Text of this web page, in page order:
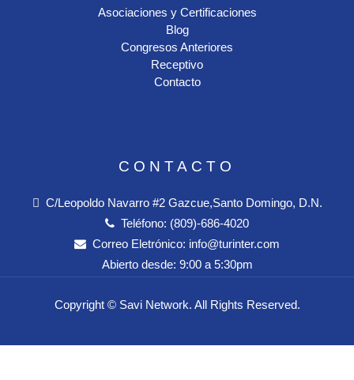
Asociaciones y Certificaciones
Blog
Congresos Anteriores
Receptivo
Contacto
CONTACTO
C/Leopoldo Navarro #2 Gazcue,Santo Domingo, D.N.
Teléfono: (809)-686-4020
Correo Eletrónico: info@turinter.com
Abierto desde: 9:00 a 5:30pm
Copyright © Savi Network. All Rights Reserved.